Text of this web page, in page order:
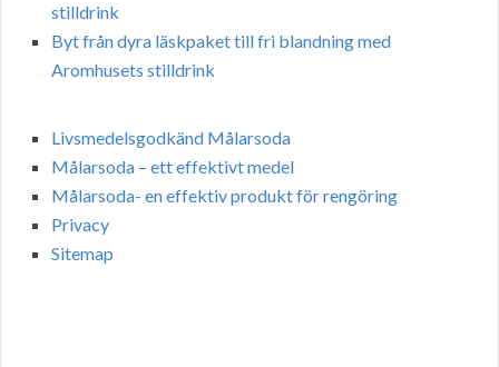
stilldrink
Byt från dyra läskpaket till fri blandning med
Aromhusets stilldrink
Livsmedelsgodkänd Målarsoda
Målarsoda – ett effektivt medel
Målarsoda- en effektiv produkt för rengöring
Privacy
Sitemap